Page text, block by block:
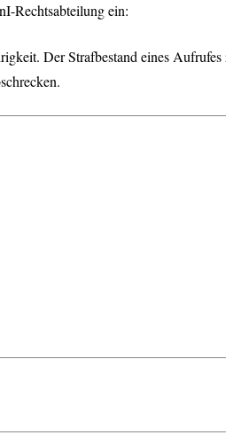
Rechtsabteilung ein:
Der Strafbestand eines